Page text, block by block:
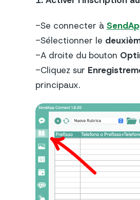
-Se connecter à
-Sélectionner le
-A droite du bouton
-Cliquez sur
principaux.